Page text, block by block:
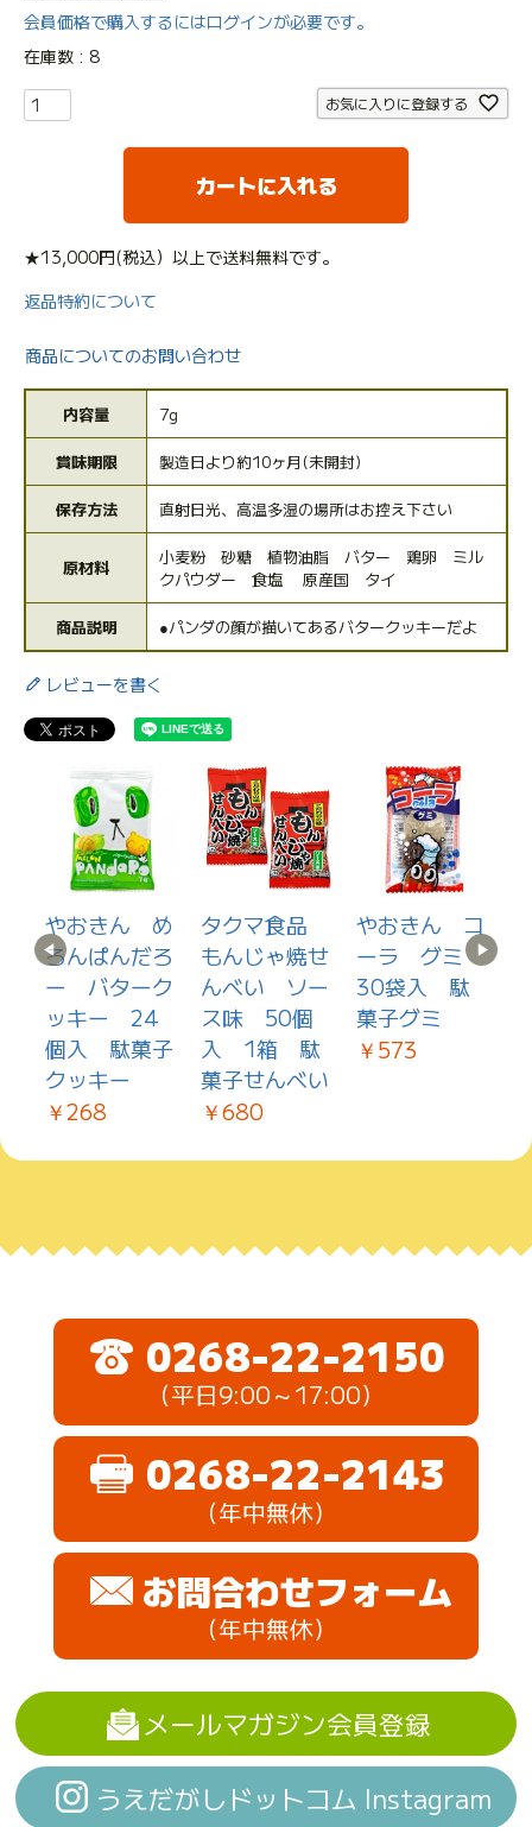
会員価格で購入するにはログインが必要です。
在庫数
8
お気に入りに登録する
カートに入れる
★13,000円(税込）以上で送料無料です。
返品特約について
商品についてのお問い合わせ
内容量 7g
賞味期限 製造日より約10ヶ月(未開封)
保存方法 直射日光、高温多湿の場所はお控え下さい
原材料
小麦粉 砂糖 植物油脂 バター 鶏卵 ミル
クパウダー 食塩 原産国 タイ
商品説明 ●パンダの顔が描いてあるバタークッキーだよ
レビューを書く
やおきん め
ろんぱんだろ
ー バターク
ッキー 24
個入 駄菓子
クッキー
￥268
タクマ食品
もんじゃ焼せ
んべい ソー
ス味 50個
入 1箱 駄
菓子せんべい
￥680
やおきん コ
ーラ グミ
30袋入 駄
菓子グミ
￥573
0268-22-2150
（平日9:00～17:00）
0268-22-2143
（年中無休）
お問合わせフォーム
（年中無休）
メールマガジン会員登録
うえだがしドットコム Instagram